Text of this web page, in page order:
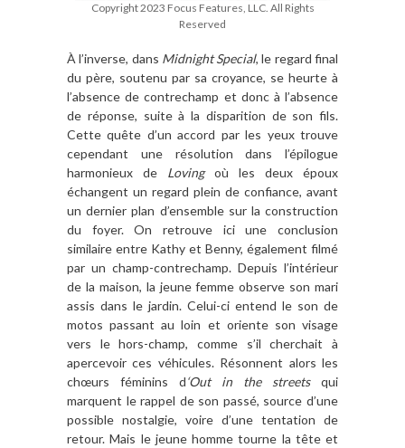
Copyright 2023 Focus Features, LLC. All Rights
Reserved
À l’inverse, dans Midnight Special, le regard final
du père, soutenu par sa croyance, se heurte à
l’absence de contrechamp et donc à l’absence
de réponse, suite à la disparition de son fils.
Cette quête d’un accord par les yeux trouve
cependant une résolution dans l’épilogue
harmonieux de Loving où les deux époux
échangent un regard plein de confiance, avant
un dernier plan d’ensemble sur la construction
du foyer. On retrouve ici une conclusion
similaire entre Kathy et Benny, également filmé
par un champ-contrechamp. Depuis l’intérieur
de la maison, la jeune femme observe son mari
assis dans le jardin. Celui-ci entend le son de
motos passant au loin et oriente son visage
vers le hors-champ, comme s’il cherchait à
apercevoir ces véhicules. Résonnent alors les
chœurs féminins d‘Out in the streetsqui
marquent le rappel de son passé, source d’une
possible nostalgie, voire d’une tentation de
retour. Mais le jeune homme tourne la tête et